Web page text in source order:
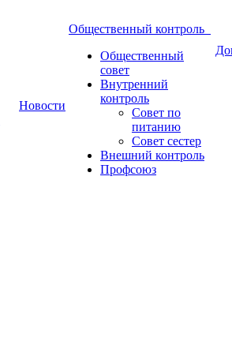
Новости
Общественный контроль
Общественный
совет
Внутренний
контроль
Совет по
питанию
Совет сестер
Внешний контроль
Профсоюз